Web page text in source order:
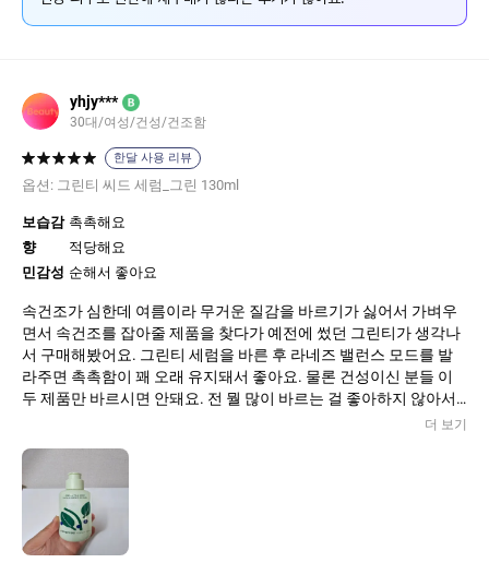
yhjy*** B
30대/여성/건성/건조함
한달 사용 리뷰
옵션: 그린티 씨드 세럼_그린 130ml
보습감 촉촉해요
향
적당해요
민감성 순해서 좋아요
속건조가 심한데 여름이라 무거운 질감을 바르기가 싫어서 가벼우
면서 속건조를 잡아줄 제품을 찾다가 예전에 썼던 그린티가 생각나
서 구매해봤어요. 그린티 세럼을 바른 후 라네즈 밸런스 모드를 발
라주면 촉촉함이 꽤 오래 유지돼서 좋아요. 물론 건성이신 분들 이
두 제품만 바르시면 안돼요. 전 뭘 많이 바르는 걸 좋아하지 않아서
더 보기